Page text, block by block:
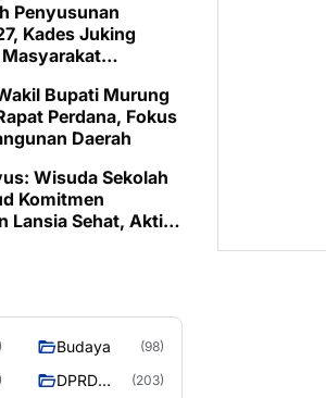
Penyusunan
Kades Juking
Bupati Murung
Perdana, Fokus
Daerah
Wisuda Sekolah
Komitmen
Lansia Sehat, Aktif,
Budaya (98)
DPRD
(203)